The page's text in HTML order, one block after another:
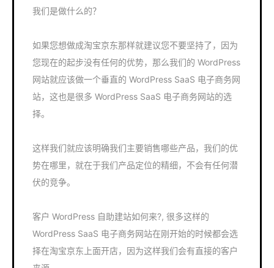
我们是做什么的？
如果您想做成淘宝京东那样就建议您不要坚持了，因为
您现在的起步没有任何的优势，那么我们的 WordPress
网站就应该做一个垂直的 WordPress SaaS 电子商务网
站，这也是很多 WordPress SaaS 电子商务网站的选
择。
这样我们就应该明确我们主要销售哪些产品，我们的优
势在哪里，就在于我们产品定位的精细，不会有任何潜
伏的竞争。
客户 WordPress 自助建站如何来?, 很多这样的
WordPress SaaS 电子商务网站在刚开始的时候都会选
择在淘宝京东上面开店，因为这样我们会有直接的客户